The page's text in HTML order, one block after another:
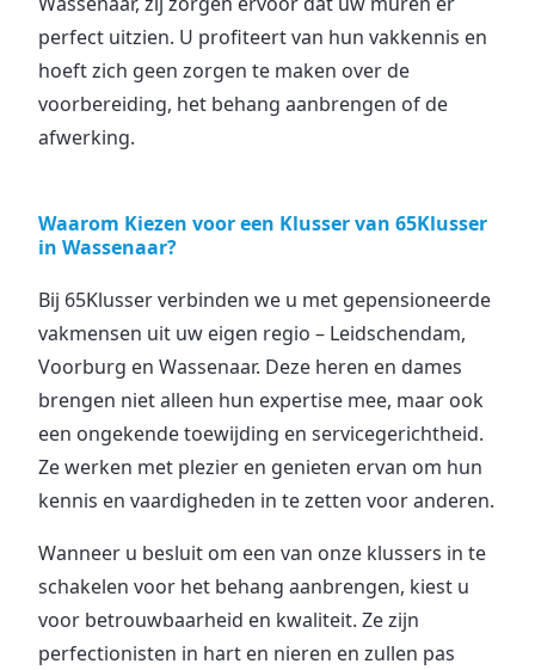
perfect uitzien. U profiteert van hun vakkennis en
hoeft zich geen zorgen te maken over de
voorbereiding, het behang aanbrengen of de
afwerking.
Waarom Kiezen voor een Klusser van 65Klusser
in Wassenaar?
Bij 65Klusser verbinden we u met gepensioneerde
vakmensen uit uw eigen regio – Leidschendam,
Voorburg en Wassenaar. Deze heren en dames
brengen niet alleen hun expertise mee, maar ook
een ongekende toewijding en servicegerichtheid.
Ze werken met plezier en genieten ervan om hun
kennis en vaardigheden in te zetten voor anderen.
Wanneer u besluit om een van onze klussers in te
schakelen voor het behang aanbrengen, kiest u
voor betrouwbaarheid en kwaliteit. Ze zijn
perfectionisten in hart en nieren en zullen pas